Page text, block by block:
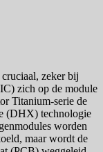
zeker bij
zich op de module
Titanium-serie de
(DHX) technologie
worden
maar wordt de